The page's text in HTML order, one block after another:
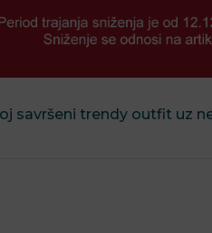
savršeni trendy outfit uz